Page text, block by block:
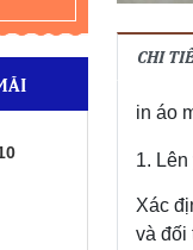
logo
Thư
CHI
in áo
1.
Xác
và đối